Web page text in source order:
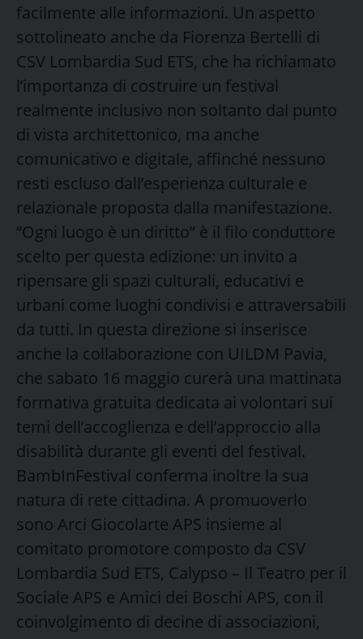
facilmente alle informazioni. Un aspetto
sottolineato anche da Fiorenza Bertelli di
CSV Lombardia Sud ETS, che ha richiamato
l’importanza di costruire un festival
realmente inclusivo non soltanto dal punto
di vista architettonico, ma anche
comunicativo e digitale, affinché nessuno
resti escluso dall’esperienza culturale e
relazionale proposta dalla manifestazione.
“Ogni luogo è un diritto” è il filo conduttore
scelto per questa edizione: un invito a
ripensare gli spazi culturali, educativi e
urbani come luoghi condivisi e attraversabili
da tutti. In questa direzione si inserisce
anche la collaborazione con UILDM Pavia,
che sabato 16 maggio curerà una mattinata
formativa gratuita dedicata ai volontari sui
temi dell’accoglienza e dell’approccio alla
disabilità durante gli eventi del festival.
BambInFestival conferma inoltre la sua
natura di rete cittadina. A promuoverlo
sono Arci Giocolarte APS insieme al
comitato promotore composto da CSV
Lombardia Sud ETS, Calypso – Il Teatro per il
Sociale APS e Amici dei Boschi APS, con il
coinvolgimento di decine di associazioni,